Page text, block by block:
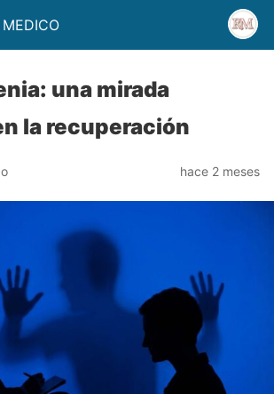
una mirada
la recuperación
hace 2 meses